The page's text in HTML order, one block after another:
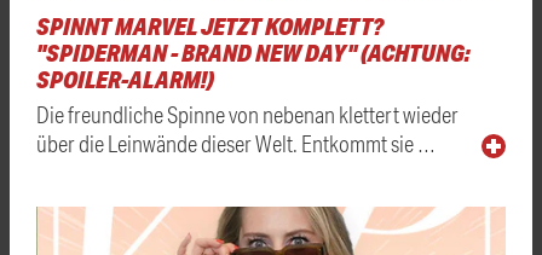
SPINNT MARVEL JETZT KOMPLETT?
"SPIDERMAN - BRAND NEW DAY" (ACHTUNG:
SPOILER-ALARM!)
Die freundliche Spinne von nebenan klettert wieder
über die Leinwände dieser Welt. Entkommt sie …